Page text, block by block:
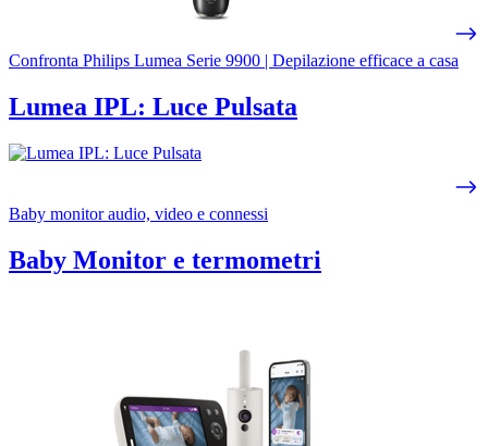
Confronta Philips Lumea Serie 9900 | Depilazione efficace a casa
Lumea IPL: Luce Pulsata
Baby monitor audio, video e connessi
Baby Monitor e termometri